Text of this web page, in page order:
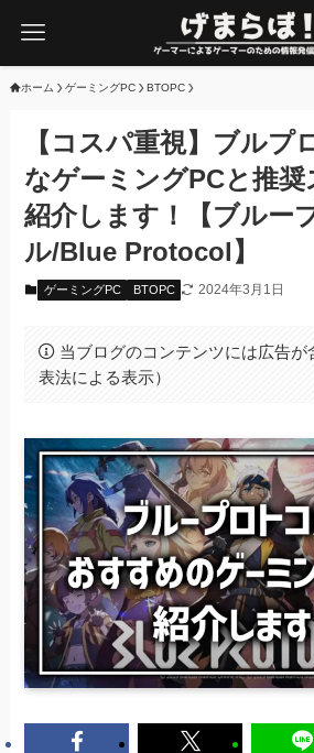
ホーム ゲーミングPC BTOPC
【コスパ重視】ブルプ
なゲーミングPCと推奨
紹介します！【ブルー
ル/Blue Protocol】
ゲーミングPC BTOPC 2024年3月1日
当ブログのコンテンツには広告が
表法による表示）